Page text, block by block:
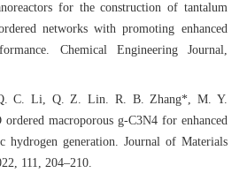
for the construction of tantalum
networks with promoting enhanced
Chemical Engineering Journal,
C. Li, Q. Z. Lin. R. B. Zhang*, M. Y.
macroporous g-C3N4 for enhanced
hydrogen generation. Journal of Materials
111, 204–210.